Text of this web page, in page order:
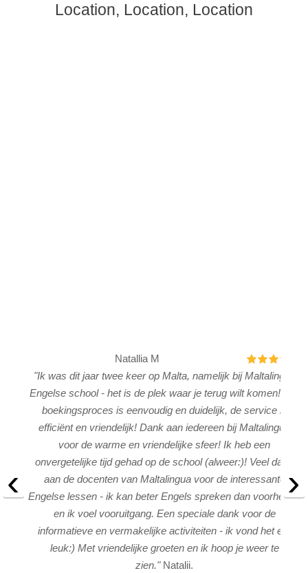
Location, Location, Location
5
Natallia M
"Ik was dit jaar twee keer op Malta, namelijk bij Maltalingua
Engelse school - het is de plek waar je terug wilt komen! Het
boekingsproces is eenvoudig en duidelijk, de service is
efficiënt en vriendelijk! Dank aan iedereen bij Maltalingua
voor de warme en vriendelijke sfeer! Ik heb een
onvergetelijke tijd gehad op de school (alweer:)! Veel dank
aan de docenten van Maltalingua voor de interessante
Engelse lessen - ik kan beter Engels spreken dan voorheen:)
en ik voel vooruitgang. Een speciale dank voor de
informatieve en vermakelijke activiteiten - ik vond het erg
leuk:) Met vriendelijke groeten en ik hoop je weer te
zien." Natalii.
‹ ›